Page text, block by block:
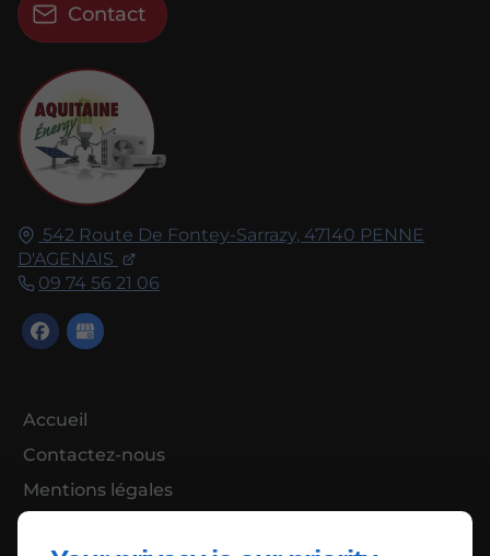
542 Route De Fontey-Sarrazy,47140 PENNE
D'AGENAIS
09 74 56 21 06
Accueil
Contactez-nous
Mentions légales
Contact